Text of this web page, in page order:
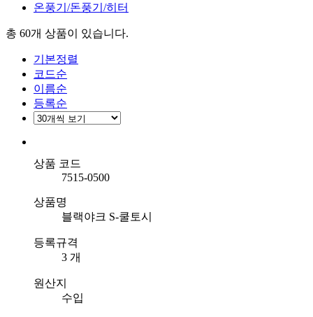
온풍기/돈풍기/히터
총 60개 상품이 있습니다.
기본정렬
코드순
이름순
등록순
상품 코드
7515-0500
상품명
블랙야크 S-쿨토시
등록규격
3 개
원산지
수입